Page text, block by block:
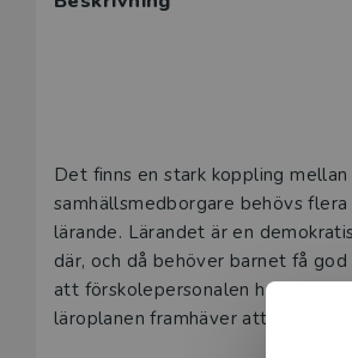
Det finns en stark koppling
samhällsmedborgare behövs
lärande. Lärandet är en
där, och då behöver barnet få
att förskolepersonalen har
läroplanen framhäver att barnen